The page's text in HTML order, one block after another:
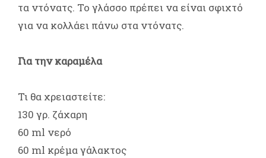
τα ντόνατς. Το γλάσσο πρέπει να είναι σφιχτό
για να κολλάει πάνω στα ντόνατς.
Για την καραμέλα
Τι θα χρειαστείτε:
130 γρ. ζάχαρη
60 ml νερό
60 ml κρέμα γάλακτος